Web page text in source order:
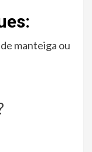
manteiga ou